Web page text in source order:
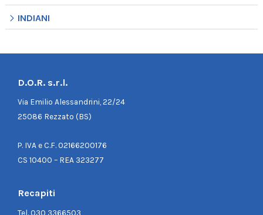
INDIANI
D.O.R. s.r.l.
Via Emilio Alessandrini, 22/24
25086 Rezzato (BS)
P. IVA e C.F. 02166200176
CS 10400 – REA 323277
Recapiti
Tel.030 3366503